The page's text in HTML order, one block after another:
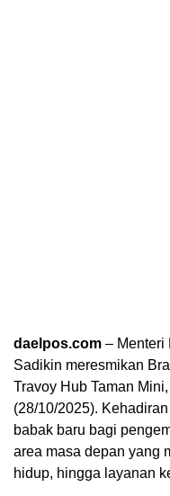
daelpos.com – Menteri
Sadikin meresmikan
Travoy Hub Taman
(28/10/2025).
babak baru bagi
area masa depan yang
hidup, hingga layanan